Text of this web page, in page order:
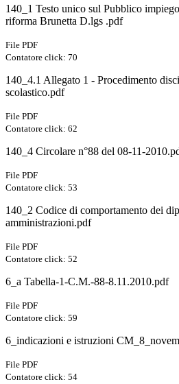
140_1 Testo unico sul Pubblico
riforma Brunetta D.lgs .pdf
File PDF
Contatore click: 70
140_4.1 Allegato 1 - Procedimento
scolastico.pdf
File PDF
Contatore click: 62
140_4 Circolare n°88 del 08-11-
File PDF
Contatore click: 53
140_2 Codice di comportamento dei
amministrazioni.pdf
File PDF
Contatore click: 52
6_a Tabella-1-C.M.-88-8.11.2010.pdf
File PDF
Contatore click: 59
6_indicazioni e istruzioni
File PDF
Contatore click: 54